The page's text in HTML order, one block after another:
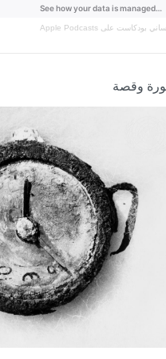
بودكاست على Apple Podcasts
وقصة